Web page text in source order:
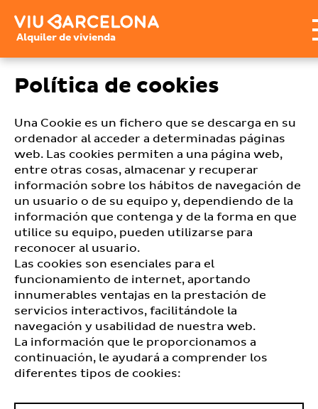
Alquiler de vivienda
Política de cookies
Una Cookie es un fichero que se descarga en su
ordenador al acceder a determinadas páginas
web. Las cookies permiten a una página web,
entre otras cosas, almacenar y recuperar
información sobre los hábitos de navegación de
un usuario o de su equipo y, dependiendo de la
información que contenga y de la forma en que
utilice su equipo, pueden utilizarse para
reconocer al usuario.
Las cookies son esenciales para el
funcionamiento de internet, aportando
innumerables ventajas en la prestación de
servicios interactivos, facilitándole la
navegación y usabilidad de nuestra web.
La información que le proporcionamos a
continuación, le ayudará a comprender los
diferentes tipos de cookies: